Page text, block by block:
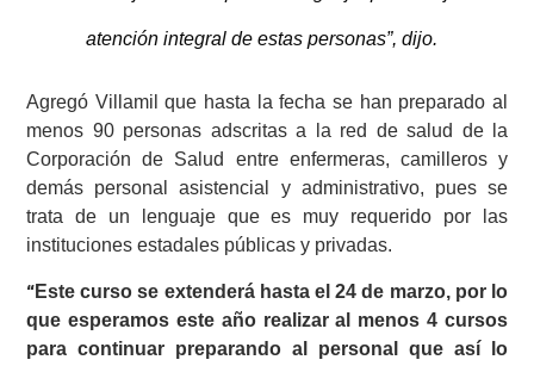
atención integral de estas personas”, dijo.
Agregó Villamil que hasta la fecha se han preparado al
menos 90 personas adscritas a la red de salud de la
Corporación de Salud entre enfermeras, camilleros y
demás personal asistencial y administrativo, pues se
trata de un lenguaje que es muy requerido por las
instituciones estadales públicas y privadas.
“Este curso se extenderá hasta el 24 de marzo, por lo
que esperamos este año realizar al menos 4 cursos
para continuar preparando al personal que así lo